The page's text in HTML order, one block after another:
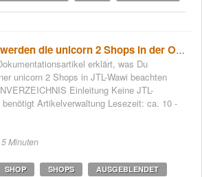
In JTL-Wawi werden die unicorn 2 Shops in der Onlineshop-Übersicht ausgeblendet
erklärt, was Du
unicorn 2 Shops in JTL-Wawi beachten
Einleitung Keine JTL-
Artikelverwaltung Lesezeit: ca. 10 -
Minuten
SHOP SHOPS
AUSGEBLENDET